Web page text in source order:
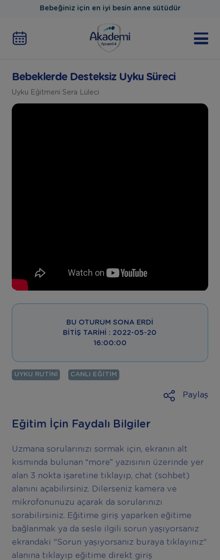
Bebeğiniz için en iyi besin anne sütüdür
Bebeklerde Desteksiz Uyku Süreci
Uyku Eğitmeni Sera Lüleci
BU OTURUM SONA ERDI
BITIŞ TARIHI : 2022-05-20
16:00:00
UYKU RUTINI CANLI EĞITIM
Paylaş
Eğitim İçin Faydalı Bilgiler
Uzmana sorularınızı sormak için, ekranın alt
kısmında bulunan “more” yazısının üzerinde yer
alan 3 nokta işaretine tıklayıp, chat (sohbet)
alanını açabilirsiniz. Dilerseniz kamera ve
mikrofonunuzu açarak da sorularınızı
sorabilirsiniz. Eğitime giriş yaparken eğitime
bağlanmak ya da sesle ilgili sorun yaşıyorsanız
ekrandaki "Sorun yaşıyorsanız buraya tıklayınız"
alanına tıklayıp eğitime direkt giriş